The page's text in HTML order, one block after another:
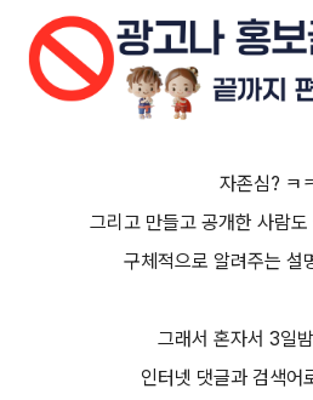
자존심? ㅋ
그리고 만들고 공개한 사람도
구체적으로 알려주는 설
그래서 혼자서 3일
인터넷 댓글과 검색어